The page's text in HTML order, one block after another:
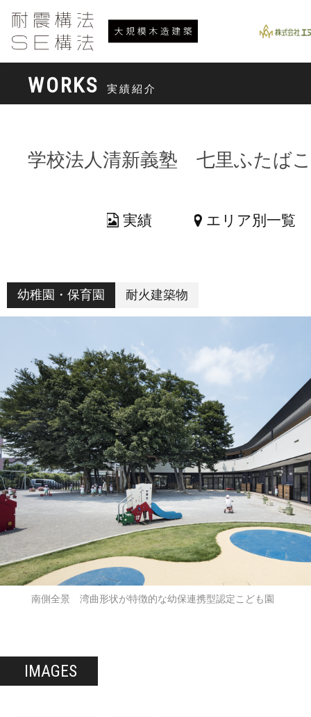
WORKS 実績紹介
学校法人清新義塾 七里ふたば
実績 エリア別一覧
幼稚園・保育園 耐火建築物
南側全景 湾曲形状が特徴的な幼保連携型認定こども園
IMAGES